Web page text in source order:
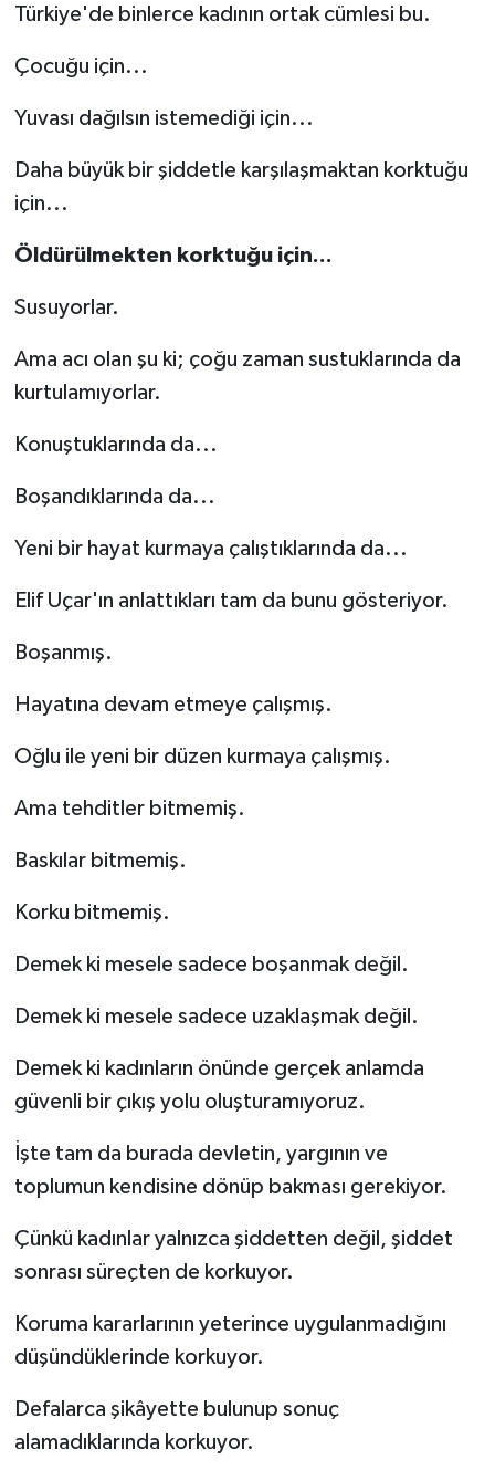
Türkiye'de binlerce kadının ortak cümlesi bu.
Çocuğu için...
Yuvası dağılsın istemediği için...
Daha büyük bir şiddetle karşılaşmaktan korktuğu
için...
Öldürülmekten korktuğu için...
Susuyorlar.
Ama acı olan şu ki; çoğu zaman sustuklarında da
kurtulamıyorlar.
Konuştuklarında da...
Boşandıklarında da...
Yeni bir hayat kurmaya çalıştıklarında da...
Elif Uçar'ın anlattıkları tam da bunu gösteriyor.
Boşanmış.
Hayatına devam etmeye çalışmış.
Oğlu ile yeni bir düzen kurmaya çalışmış.
Ama tehditler bitmemiş.
Baskılar bitmemiş.
Korku bitmemiş.
Demek ki mesele sadece boşanmak değil.
Demek ki mesele sadece uzaklaşmak değil.
Demek ki kadınların önünde gerçek anlamda
güvenli bir çıkış yolu oluşturamıyoruz.
İşte tam da burada devletin, yargının ve
toplumun kendisine dönüp bakması gerekiyor.
Çünkü kadınlar yalnızca şiddetten değil, şiddet
sonrası süreçten de korkuyor.
Koruma kararlarının yeterince uygulanmadığını
düşündüklerinde korkuyor.
Defalarca şikâyette bulunup sonuç
alamadıklarında korkuyor.